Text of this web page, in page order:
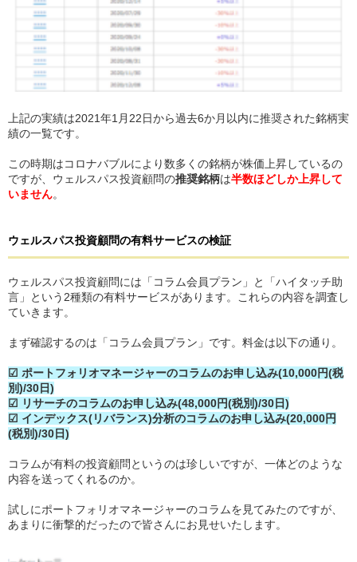
上記の実績は2021年1月22日から過去6か月以内に推奨された銘柄実
績の一覧です。
この時期はコロナバブルにより数多くの銘柄が株価上昇しているの
ですが、ウェルスパス投資顧問の推奨銘柄は半数ほどしか上昇して
いません。
ウェルスパス投資顧問の有料サービスの検証
ウェルスパス投資顧問には「コラム会員プラン」と「ハイタッチ助
言」という2種類の有料サービスがあります。これらの内容を調査し
ていきます。
まず確認するのは「コラム会員プラン」です。料金は以下の通り。
☑ ポートフォリオマネージャーのコラムのお申し込み(10,000円(税
別)/30日)
☑ リサーチのコラムのお申し込み(48,000円(税別)/30日)
☑ インデックス(リバランス)分析のコラムのお申し込み(20,000円
(税別)/30日)
コラムが有料の投資顧問というのは珍しいですが、一体どのような
内容を送ってくれるのか。
試しにポートフォリオマネージャーのコラムを見てみたのですが、
あまりに衝撃的だったので皆さんにお見せいたします。